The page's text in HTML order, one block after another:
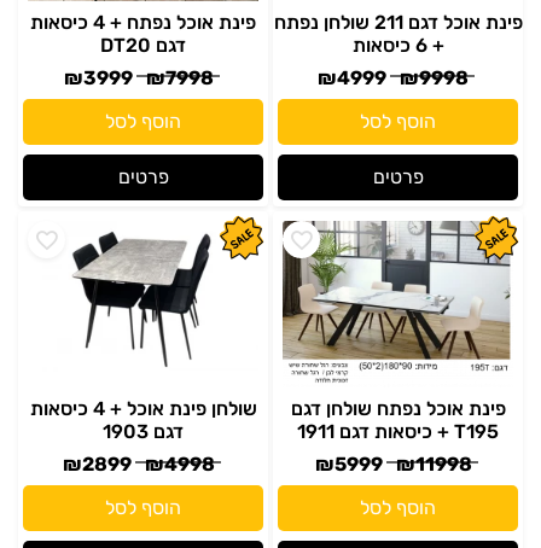
פינת אוכל דגם 211 שולחן נפתח
+ 6 כיסאות
₪9998
₪4999
הוסף לסל
פרטים
פינת אוכל נפתח + 4 כיסאות
דגם DT20
₪7998
₪3999
הוסף לסל
פרטים
פינת אוכל נפתח שולחן דגם
T195 + כיסאות דגם 1911
₪11998
₪5999
הוסף לסל
שולחן פינת אוכל + 4 כיסאות
דגם 1903
₪4998
₪2899
הוסף לסל